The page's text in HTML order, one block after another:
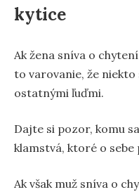
kytice
Ak žena sníva o
to varovanie, že
ostatnými ľuďmi.
Dajte si pozor, komu
klamstvá, ktoré o
Ak však muž sníva o